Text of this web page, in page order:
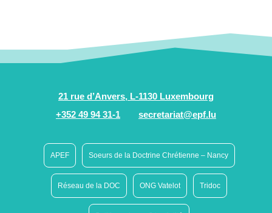
21 rue d’Anvers, L-1130 Luxembourg
+352 49 94 31-1
secretariat@epf.lu
APEF Soeurs de la Doctrine Chrétienne – Nancy
Réseau de la DOC ONG Vatelot Tridoc